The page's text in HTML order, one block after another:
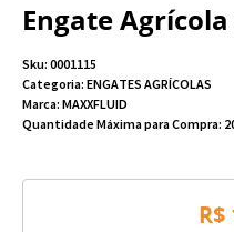
Engate
Sku: 0001115
Categoria: ENGATES AGRÍCOLAS
Marca: MAXXFLUID
Quantidade Máxima para Compra:
R$